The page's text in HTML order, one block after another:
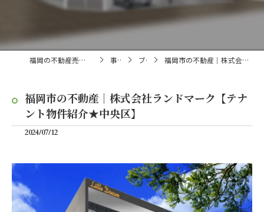
福岡の不動産売買・仲介なら株式会社ランドマーク 事業内容 ブログ 福岡市の不動産｜株式会社ランドマーク【テナント物件紹介★中央区】
福岡市の不動産｜株式会社ランドマーク【テナ
ント物件紹介★中央区】
2024/07/12